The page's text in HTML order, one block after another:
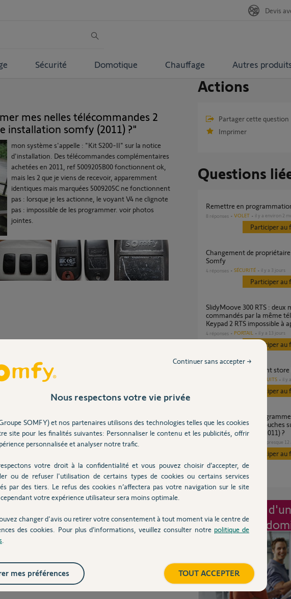
Sécurité Domotique Chauffage Autres
Devis
mes nelles télécommandes 2
installation somfy (2011) ?"
mon système s'appelle : "Kit S200-II" sur la notice
d'installation. Des télécommandes complémentaires
achetées en 2011, ref 5009205B00 fonctionnent ok,
mais les 2 que je viens de recevoir, apparemment
identiques mais marquées 5009205C ne fonctionnent
pas : lorsque je les actionne, le voyant V4 ne clignote
pas : impossible de les programmer. voir photos
jointes.
Participer au fil de discussion
la procédure de changement de protocole
de votre télécommande que vous souhaitez
la télécommande ?
il y a presque 12 ans
Actions
Partager cette question
Imprimer
Questions
Remettre en
8 réponses VOLET il y a environ 2
Participer au
Changement de propriétaire - matériel
Somfy
4 réponses SÉCURITÉ il y a 3 jours
Participer au
SlidyMoove 300 RTS : deux moteurs
commandés par la même
Keypad 2 RTS impossible à
4 réponses PORTAIL il y a 13 jours
Participer
Problème va-et-vient
AUTRES PRODUITS il
Participer
télécommandes 2 touches
installation somfy (2011) ?
il y a presque 12
Participer
Intervention
à mon
Nous respectons votre vie privée
SOMFY) et nos partenaires utilisons des technologies telles que les cookies
site pour les finalités suivantes: Personnaliser le contenu et les publicités, offrir
personnalisée et analyser notre trafic.
votre droit à la confidentialité et vous pouvez choisir d’accepter, de
ou de refuser l'utilisation de certains types de cookies ou certains services
par des tiers. Le refus des cookies n’affectera pas votre navigation sur le site
votre expérience utilisateur sera moins optimale.
changer d'avis ou retirer votre consentement à tout moment via le centre de
des cookies. Pour plus d’informations, veuillez consulter notre politique de
Continuer sans accepter →
TOUT ACCEPTER
mes préférences